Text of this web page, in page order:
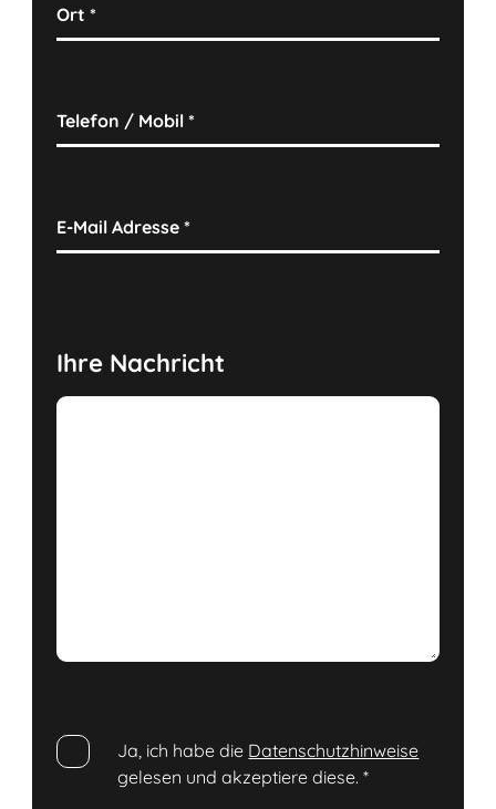
Ort*
Telefon / Mobil*
E-Mail Adresse*
Ihre Nachricht
Ja, ich habe die Datenschutzhinweise
gelesen und akzeptiere diese.*